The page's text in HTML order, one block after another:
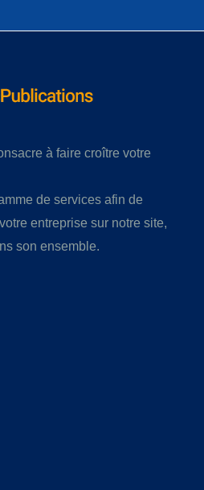
à faire croître votre
de services afin de
entreprise sur notre site,
son ensemble.